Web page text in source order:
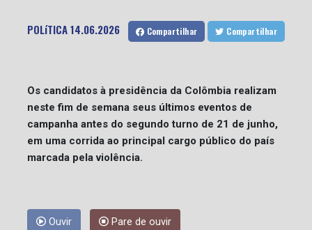
POLíTICA14.06.2026 Compartilhar Compartilhar
Os candidatos à presidência da Colômbia realizam
neste fim de semana seus últimos eventos de
campanha antes do segundo turno de 21 de junho,
em uma corrida ao principal cargo público do país
marcada pela violência.
Ouvir Pare de ouvir